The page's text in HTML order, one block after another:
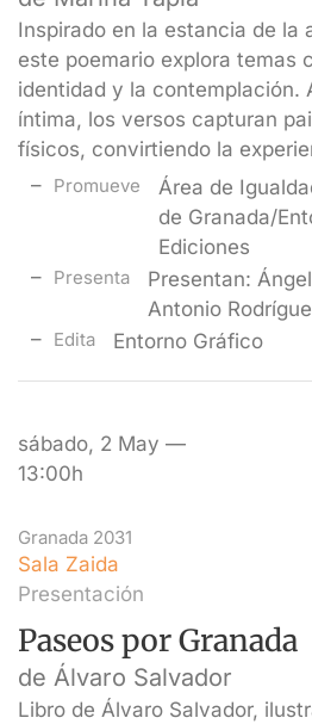
Inspirado en la estancia de la
este poemario explora temas
identidad y la contemplación.
íntima, los versos capturan
físicos, convirtiendo la
Promueve
Área de
de Granada/
Ediciones
Presenta
Presentan:
Antonio
Edita Entorno Gráfico
sábado, 2 May —
13:00h
Granada 2031
Sala Zaida
Presentación
Paseos por Granada
de Álvaro Salvador
Libro de Álvaro Salvador,